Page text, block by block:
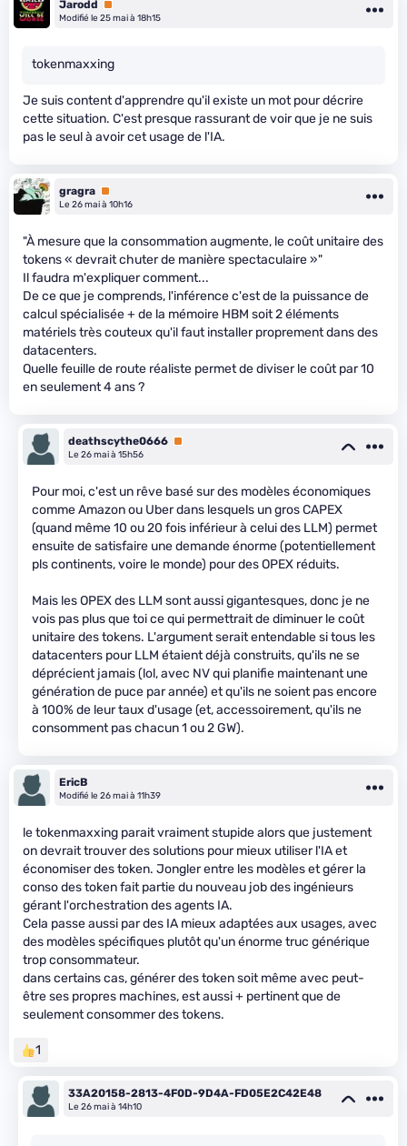
Jarodd
Premium
Modifié le 25 mai à 18h15
tokenmaxxing
Je suis content d'apprendre qu'il existe un mot pour décrire
cette situation. C'est presque rassurant de voir que je ne suis
pas le seul à avoir cet usage de l'IA.
gragra Premium
Le 26 mai à 10h16
"À mesure que la consommation augmente, le coût unitaire des
tokens « devrait chuter de manière spectaculaire »"
Il faudra m'expliquer comment...
De ce que je comprends, l'inférence c'est de la puissance de
calcul spécialisée + de la mémoire HBM soit 2 éléments
matériels très couteux qu'il faut installer proprement dans des
datacenters.
Quelle feuille de route réaliste permet de diviser le coût par 10
en seulement 4 ans ?
deathscythe0666 Premium
Le 26 mai à 15h56
Pour moi, c'est un rêve basé sur des modèles économiques
comme Amazon ou Uber dans lesquels un gros CAPEX
(quand même 10 ou 20 fois inférieur à celui des LLM) permet
ensuite de satisfaire une demande énorme (potentiellement
pls continents, voire le monde) pour des OPEX réduits.
Mais les OPEX des LLM sont aussi gigantesques, donc je ne
vois pas plus que toi ce qui permettrait de diminuer le coût
unitaire des tokens. L'argument serait entendable si tous les
datacenters pour LLM étaient déjà construits, qu'ils ne se
déprécient jamais (lol, avec NV qui planifie maintenant une
génération de puce par année) et qu'ils ne soient pas encore
à 100% de leur taux d'usage (et, accessoirement, qu'ils ne
consomment pas chacun 1 ou 2 GW).
EricB
Modifié le 26 mai à 11h39
le tokenmaxxing parait vraiment stupide alors que justement
on devrait trouver des solutions pour mieux utiliser l'IA et
économiser des token. Jongler entre les modèles et gérer la
conso des token fait partie du nouveau job des ingénieurs
gérant l'orchestration des agents IA.
Cela passe aussi par des IA mieux adaptées aux usages, avec
des modèles spécifiques plutôt qu'un énorme truc générique
trop consommateur.
dans certains cas, générer des token soit même avec peut-
être ses propres machines, est aussi + pertinent que de
seulement consommer des tokens.
1
33A20158-2813-4F0D-9D4A-FD05E2C42E48
Le 26 mai à 14h10